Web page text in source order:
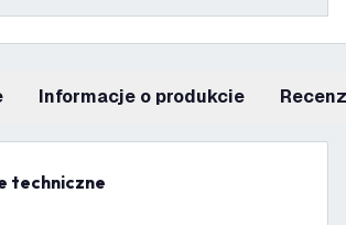
informacje o produkcie
techniczne